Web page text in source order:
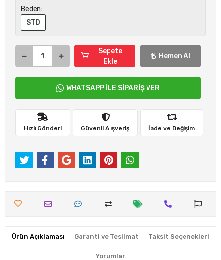
Beden:
STD
Sepete
Ekle
Hemen Al
WHATSAPP İLE SİPARİŞ VER
Hızlı Gönderi Güvenli Alışveriş İade ve Değişim
Ürün Açıklaması Garanti ve Teslimat Taksit Seçenekleri
Yorumlar